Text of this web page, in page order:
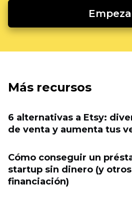
Más recursos
6 alternativas a Etsy:
de venta y aumenta tus
Cómo conseguir un
startup sin dinero (y
financiación)